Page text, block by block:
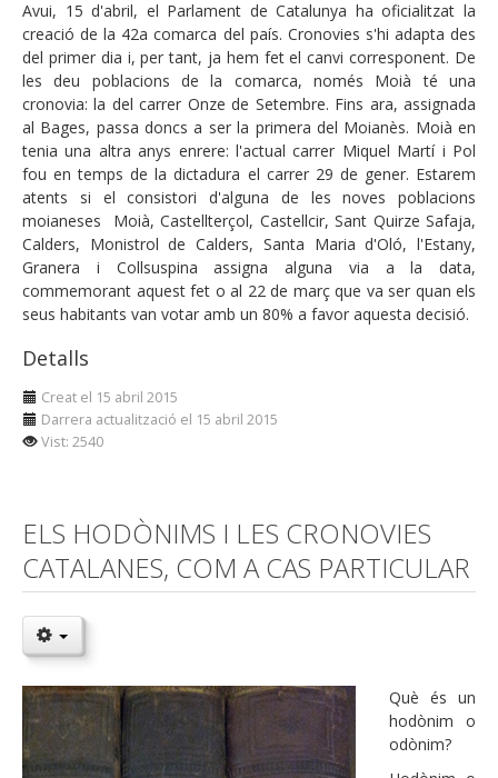
Avui, 15 d'abril, el Parlament de Catalunya ha oficialitzat la
creació de la 42a comarca del país. Cronovies s'hi adapta des
del primer dia i, per tant, ja hem fet el canvi corresponent. De
les deu poblacions de la comarca, només Moià té una
cronovia: la del carrer Onze de Setembre. Fins ara, assignada
al Bages, passa doncs a ser la primera del Moianès. Moià en
tenia una altra anys enrere: l'actual carrer Miquel Martí i Pol
fou en temps de la dictadura el carrer 29 de gener. Estarem
atents si el consistori d'alguna de les noves poblacions
moianeses Moià, Castellterçol, Castellcir, Sant Quirze Safaja,
Calders, Monistrol de Calders, Santa Maria d'Oló, l'Estany,
Granera i Collsuspina assigna alguna via a la data,
commemorant aquest fet o al 22 de març que va ser quan els
seus habitants van votar amb un 80% a favor aquesta decisió.
Detalls
Creat el 15 abril 2015
Darrera actualització el 15 abril 2015
Vist: 2540
ELS HODÒNIMS I LES CRONOVIES
CATALANES, COM A CAS PARTICULAR
Què és un
hodònim o
odònim?